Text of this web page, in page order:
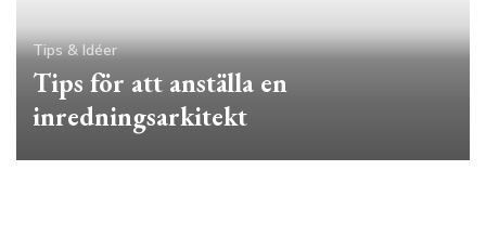
Tips & Idéer
Tips för att anställa en
inredningsarkitekt